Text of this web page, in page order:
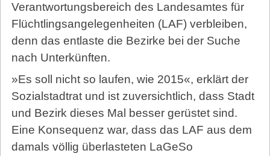
Verantwortungsbereich des Landesamtes für
Flüchtlingsangelegenheiten (LAF) verbleiben,
denn das entlaste die Bezirke bei der Suche
nach Unterkünften.
»Es soll nicht so laufen, wie 2015«, erklärt der
Sozialstadtrat und ist zuversichtlich, dass Stadt
und Bezirk dieses Mal besser gerüstet sind.
Eine Konsequenz war, dass das LAF aus dem
damals völlig überlasteten LaGeSo